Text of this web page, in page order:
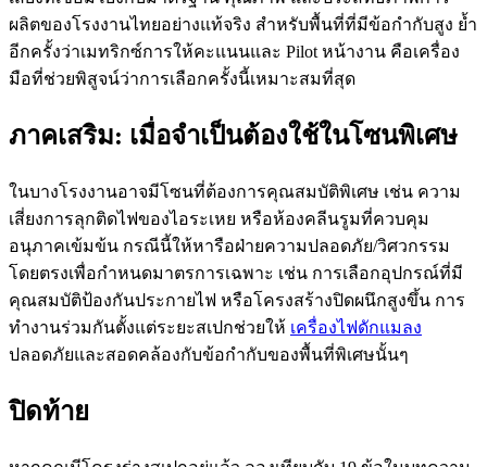
ผลิตของโรงงานไทยอย่างแท้จริง สำหรับพื้นที่ที่มีข้อกำกับสูง ย้ำ
อีกครั้งว่าเมทริกซ์การให้คะแนนและ Pilot หน้างาน คือเครื่อง
มือที่ช่วยพิสูจน์ว่าการเลือกครั้งนี้เหมาะสมที่สุด
ภาคเสริม: เมื่อจำเป็นต้องใช้ในโซนพิเศษ
ในบางโรงงานอาจมีโซนที่ต้องการคุณสมบัติพิเศษ เช่น ความ
เสี่ยงการลุกติดไฟของไอระเหย หรือห้องคลีนรูมที่ควบคุม
อนุภาคเข้มข้น กรณีนี้ให้หารือฝ่ายความปลอดภัย/วิศวกรรม
โดยตรงเพื่อกำหนดมาตรการเฉพาะ เช่น การเลือกอุปกรณ์ที่มี
คุณสมบัติป้องกันประกายไฟ หรือโครงสร้างปิดผนึกสูงขึ้น การ
ทำงานร่วมกันตั้งแต่ระยะสเปกช่วยให้ เครื่องไฟดักแมลง
ปลอดภัยและสอดคล้องกับข้อกำกับของพื้นที่พิเศษนั้นๆ
ปิดท้าย